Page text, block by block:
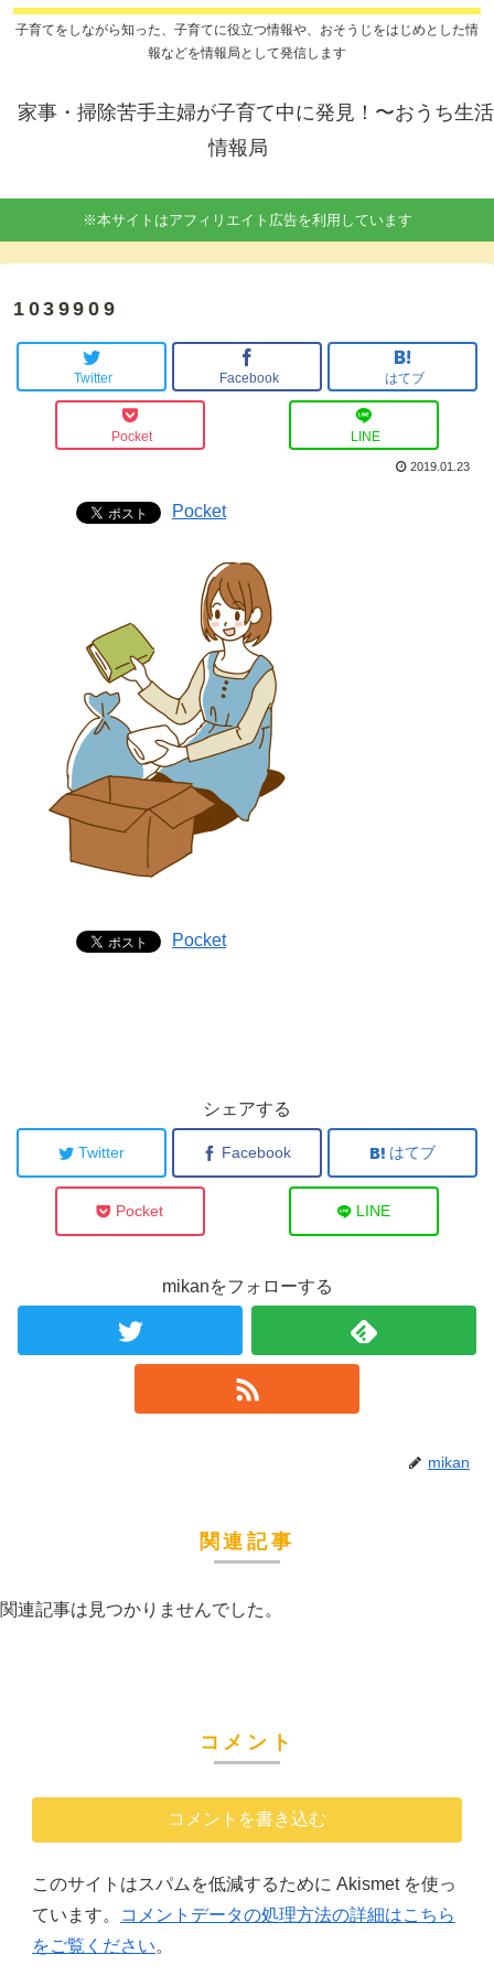
子育てをしながら知った、子育てに役立つ情報や、おそうじをはじめとした情
報などを情報局として発信します
家事・掃除苦手主婦が子育て中に発見！〜おうち生活
情報局
※本サイトはアフィリエイト広告を利用しています
1039909
Twitter Facebook はてブ
Pocket LINE
2019.01.23
Pocket
Pocket
シェアする
Twitter Facebook はてブ
Pocket LINE
mikanをフォローする
mikan
関連記事
関連記事は見つかりませんでした。
コメント
コメントを書き込む
このサイトはスパムを低減するために Akismet を使っ
ています。
コメントデータの処理方法の詳細はこちら
をご覧ください。